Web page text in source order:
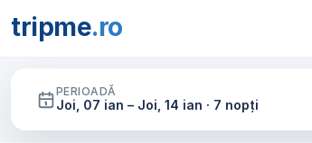
tripme.ro
PERIOADĂ
Joi, 07 ian – Joi, 14 ian · 7 nopți